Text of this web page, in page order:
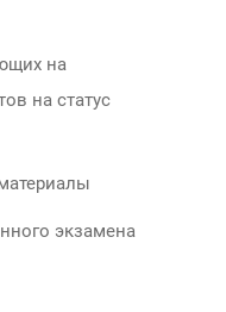
на
на статус
экзамена